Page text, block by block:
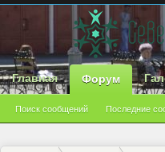
Главная Форум
Поиск сообщений Последние